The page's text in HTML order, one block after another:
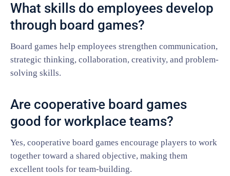
What skills do employees develop
through board games?
Board games help employees strengthen communication,
strategic thinking, collaboration, creativity, and problem-
solving skills.
Are cooperative board games
good for workplace teams?
Yes, cooperative board games encourage players to work
together toward a shared objective, making them
excellent tools for team-building.